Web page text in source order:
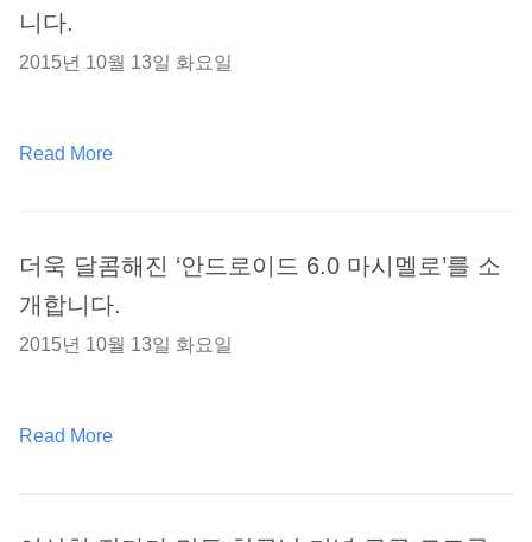
니다.
2015년 10월 13일 화요일
Read More
더욱 달콤해진 ‘안드로이드 6.0 마시멜로’를 소
개합니다.
2015년 10월 13일 화요일
Read More